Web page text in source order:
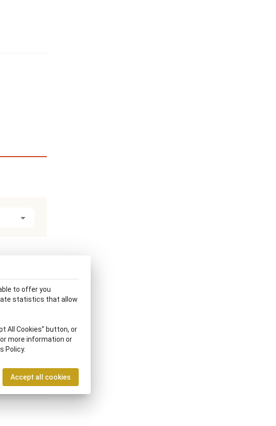
to offer you
statistics that allow
All Cookies” button, or
more information or
Policy.
Accept all cookies